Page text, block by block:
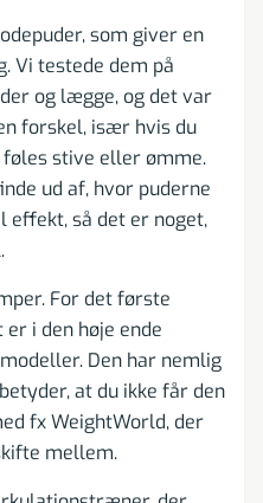
som giver en
Vi testede dem på
og lægge, og det var
forskel, især hvis du
stive eller ømme.
ud af, hvor puderne
effekt, så det er noget,
For det første
er i den høje ende
Den har nemlig
at du ikke får den
fx WeightWorld, der
mellem.